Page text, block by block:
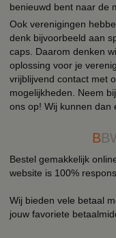
benieuwd bent naar de
Ook verenigingen
denk bijvoorbeeld aan
caps. Daarom denken
oplossing voor je
vrijblijvend contact met
mogelijkheden. Neem
ons op! Wij kunnen dan
B
Bestel gemakkelijk
website is 100%
Wij bieden vele betaal
jouw favoriete